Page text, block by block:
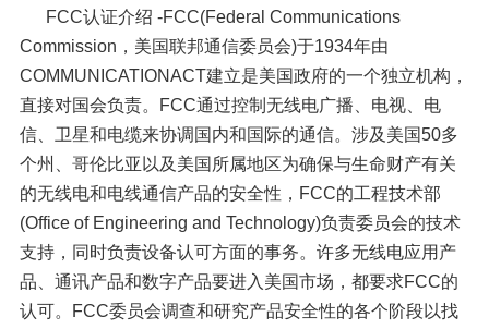
FCC认证介绍 -FCC(Federal Communications
Commission，美国联邦通信委员会)于1934年由
COMMUNICATIONACT建立是美国政府的一个独立机构，
直接对国会负责。FCC通过控制无线电广播、电视、电
信、卫星和电缆来协调国内和国际的通信。涉及美国50多
个州、哥伦比亚以及美国所属地区为确保与生命财产有关
的无线电和电线通信产品的安全性，FCC的工程技术部
(Office of Engineering and Technology)负责委员会的技术
支持，同时负责设备认可方面的事务。许多无线电应用产
品、通讯产品和数字产品要进入美国市场，都要求FCC的
认可。FCC委员会调查和研究产品安全性的各个阶段以找